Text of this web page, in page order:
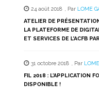
24 août 2018 , Par LOME
ATELIER DE
LA PLATEFORME DE
ET SERVICES DE L’ACFB
31 octobre 2018 , Par
FIL 2018 : L’APPLICATION
DISPONIBLE !